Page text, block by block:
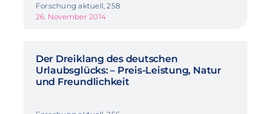
Forschung aktuell, 258
26. November 2014
Der Dreiklang des deutschen
Urlaubsglücks: – Preis-Leistung, Natur
und Freundlichkeit